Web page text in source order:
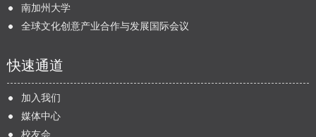
南加州大学
全球文化创意产业合作与发展国际会议
快速通道
加入我们
媒体中心
校友会